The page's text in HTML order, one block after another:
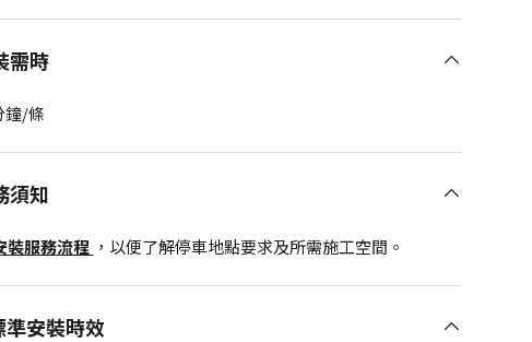
需時
鐘/條
須知
裝服務流程 ，以便了解停車地點要求及所需施工空間。
準安裝時效